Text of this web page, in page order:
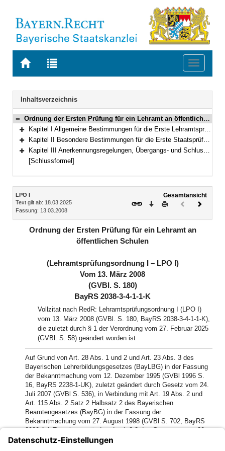
Zur
BAYERN.RECHT
Zur
letzten
Suche
Toggle
Navigation
Inhaltsverzeichnis
Bereich reduzieren
Ordnung der Ersten Prüfung für ein Lehramt an öffentlichen Schulen (Lehramtsprüfungsordnung I – LPO I) Vom 13. März 2008 (GVBl. S. 180) BayRS 2038-3-4-1-1-K (§§ 1–127)
Bereich erweitern
Kapitel I Allgemeine Bestimmungen für die Erste Lehramtsprüfung (§§ 1–6)
Bereich erweitern
Kapitel II Besondere Bestimmungen für die Erste Staatsprüfung (§§ 7–119)
Bereich erweitern
Kapitel III Anerkennungsregelungen, Übergangs- und Schlussbestimmungen, Besondere Bestimmungen anlässlich der COVID-19-Pandemie (§§ 120–127)
[Schlussformel]
Inhalt
LPO I
Text gilt ab: 18.03.2025
Fassung: 13.03.2008
Gesamtansicht
Download
DruckenVorheriges
(inaktiv)
Ordnung der Ersten Prüfung für ein Lehramt an
öffentlichen Schulen
(Lehramtsprüfungsordnung I – LPO I)
Vom 13. März 2008
(GVBl. S. 180)
BayRS 2038-3-4-1-1-K
Vollzitat nach RedR: Lehramtsprüfungsordnung I (LPO I)
vom 13. März 2008 (GVBl. S. 180, BayRS 2038-3-4-1-1-K),
die zuletzt durch § 1 der Verordnung vom 27. Februar 2025
(GVBl. S. 58) geändert worden ist
Auf Grund von Art. 28 Abs. 1 und 2 und Art. 23 Abs. 3 des
Bayerischen Lehrerbildungsgesetzes (BayLBG) in der Fassung
der Bekanntmachung vom 12. Dezember 1995 (GVBl 1996 S.
16, BayRS 2238-1-UK), zuletzt geändert durch Gesetz vom 24.
Juli 2007 (GVBl S. 536), in Verbindung mit Art. 19 Abs. 2 und
Art. 115 Abs. 2 Satz 2 Halbsatz 2 des Bayerischen
Beamtengesetzes (BayBG) in der Fassung der
Bekanntmachung vom 27. August 1998 (GVBl S. 702, BayRS
2030-1-1-F), zuletzt geändert durch § 2 des Gesetzes vom 20.
Dezember 2007 (GVBl S. 931), erlässt das Bayerische